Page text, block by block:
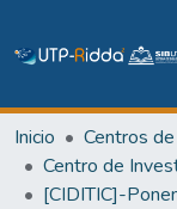
Inicio
Centros